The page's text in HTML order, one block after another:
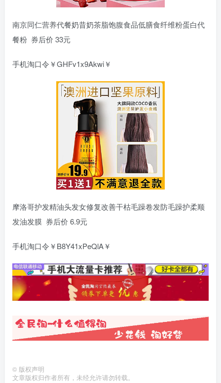
南京同仁营养代餐奶昔奶茶脂饱腹食品低膳食纤维粉蛋白代
餐粉 券后价 33元
手机淘口令￥GHFv1x9Akwi￥
摩洛哥护发精油头发女修复改善干枯毛躁卷发防毛躁护柔顺
发油发膜 券后价 6.9元
手机淘口令￥B8Y41xPeQlA￥
© 版权声明
文章版权归作者所有，未经允许请勿转载。